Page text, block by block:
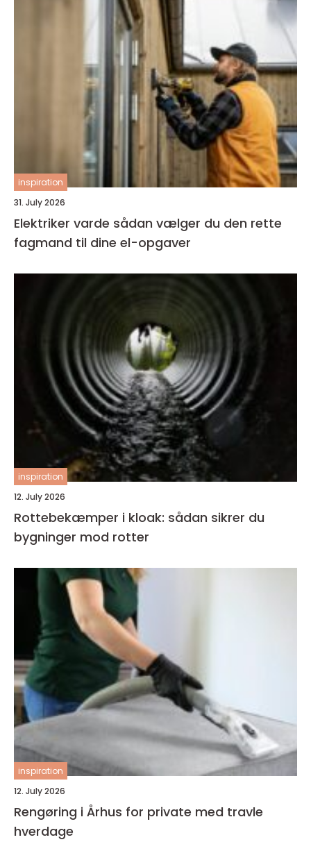
inspiration
31. July 2026
Elektriker varde sådan vælger du den rette
fagmand til dine el-opgaver
inspiration
12. July 2026
Rottebekæmper i kloak: sådan sikrer du
bygninger mod rotter
inspiration
12. July 2026
Rengøring i Århus for private med travle
hverdage